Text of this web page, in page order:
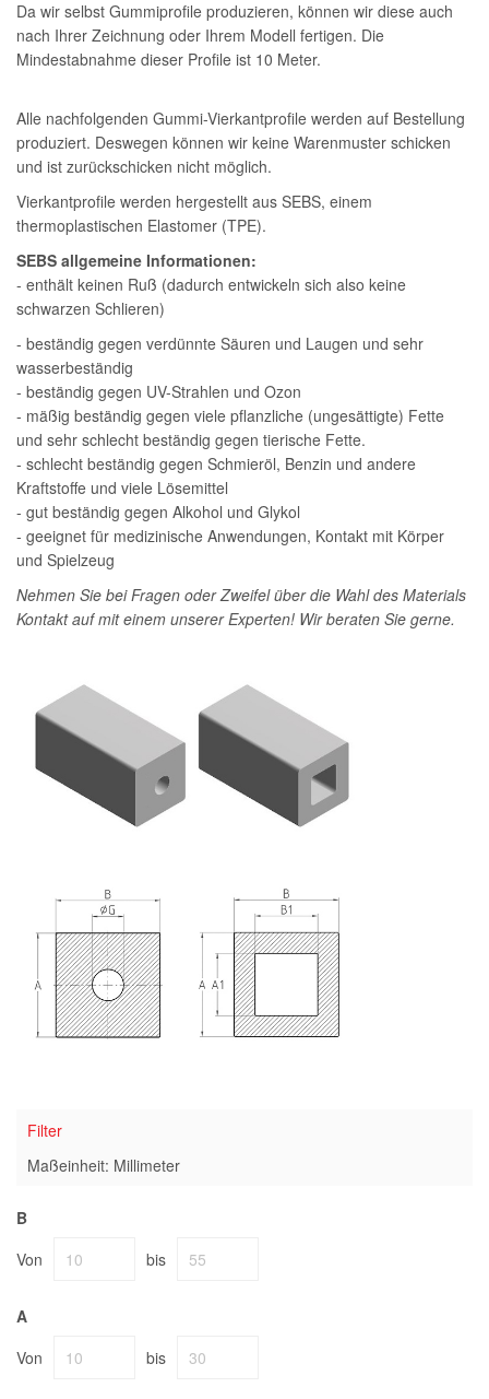
Da wir selbst Gummiprofile produzieren, können wir diese auch
nach Ihrer Zeichnung oder Ihrem Modell fertigen. Die
Mindestabnahme dieser Profile ist 10 Meter.
Alle nachfolgenden Gummi-Vierkantprofile werden auf Bestellung
produziert. Deswegen können wir keine Warenmuster schicken
und ist zurückschicken nicht möglich.
Vierkantprofile werden hergestellt aus SEBS, einem
thermoplastischen Elastomer (TPE).
SEBS allgemeine Informationen:
- enthält keinen Ruß (dadurch entwickeln sich also keine
schwarzen Schlieren)
- beständig gegen verdünnte Säuren und Laugen und sehr
wasserbeständig
- beständig gegen UV-Strahlen und Ozon
- mäßig beständig gegen viele pflanzliche (ungesättigte) Fette
und sehr schlecht beständig gegen tierische Fette.
- schlecht beständig gegen Schmieröl, Benzin und andere
Kraftstoffe und viele Lösemittel
- gut beständig gegen Alkohol und Glykol
- geeignet für medizinische Anwendungen, Kontakt mit Körper
und Spielzeug
Nehmen Sie bei Fragen oder Zweifel über die Wahl des Materials
Kontakt auf mit einem unserer Experten! Wir beraten Sie gerne.
Filter
Maßeinheit: Millimeter
B
Von
bis
A
Von
bis